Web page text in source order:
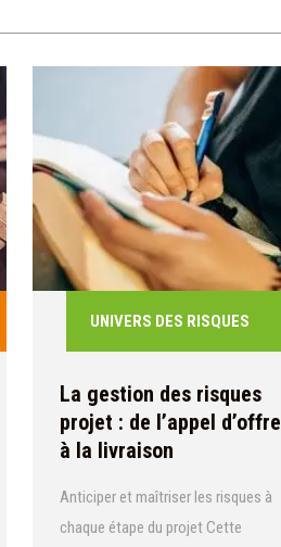
UNIVERS DES RISQUES
La gestion des risques
projet : de l’appel d’offre
à la livraison
Anticiper et maîtriser les risques à
chaque étape du projet Cette